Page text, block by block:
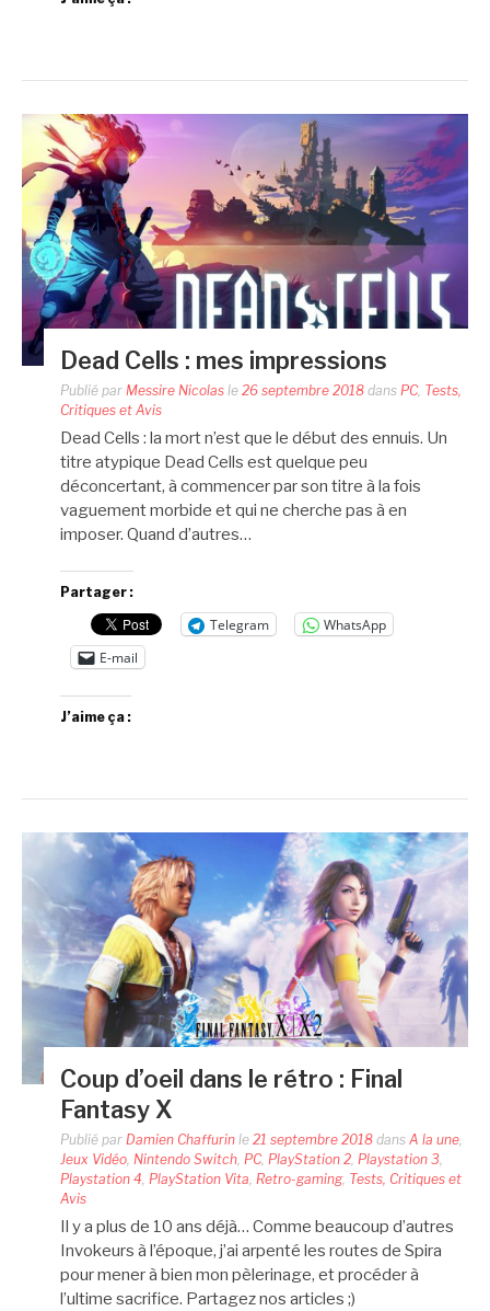
Dead Cells : mes impressions
Publié par Messire Nicolas le 26 septembre 2018 dans PC, Tests,
Critiques et Avis
Dead Cells : la mort n’est que le début des ennuis. Un
titre atypique Dead Cells est quelque peu
déconcertant, à commencer par son titre à la fois
vaguement morbide et qui ne cherche pas à en
imposer. Quand d’autres…
Partager :
Telegram
WhatsApp
E-mail
J’aime ça :
Coup d’oeil dans le rétro : Final
Fantasy X
Publié par Damien Chaffurin le 21 septembre 2018 dans A la une,
Jeux Vidéo, Nintendo Switch, PC, PlayStation 2, Playstation 3,
Playstation 4, PlayStation Vita, Retro-gaming, Tests, Critiques et
Avis
Il y a plus de 10 ans déjà… Comme beaucoup d’autres
Invokeurs à l’époque, j’ai arpenté les routes de Spira
pour mener à bien mon pèlerinage, et procéder à
l’ultime sacrifice. Partagez nos articles ;)